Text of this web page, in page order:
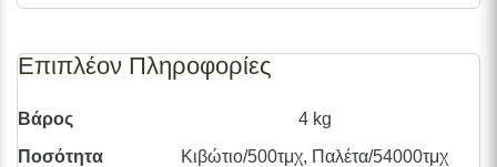
Επιπλέον Πληροφορίες
Βάρος
4 kg
Ποσότητα
Κιβώτιο/500τμχ, Παλέτα/54000τμχ